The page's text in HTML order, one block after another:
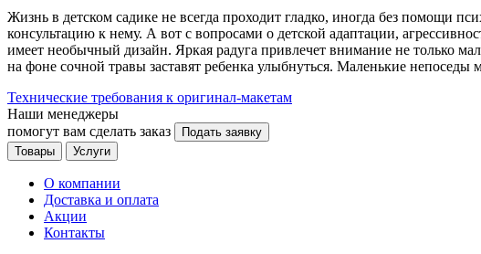
Жизнь в детском садике не всегда проходит гладко, иногда без помощи
консультацию к нему. А вот с вопросами о детской адаптации,
имеет необычный дизайн. Яркая радуга привлечет внимание не только
на фоне сочной травы заставят ребенка улыбнуться. Маленькие непоседы
Технические требования к оригинал-макетам
Наши менеджеры
помогут вам сделать заказ
Подать заявку
Товары
Услуги
О компании
Доставка и оплата
Акции
Контакты